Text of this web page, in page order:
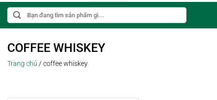
Tìm
kiếm:
COFFEE WHISKEY
Trang chủ / coffee whiskey